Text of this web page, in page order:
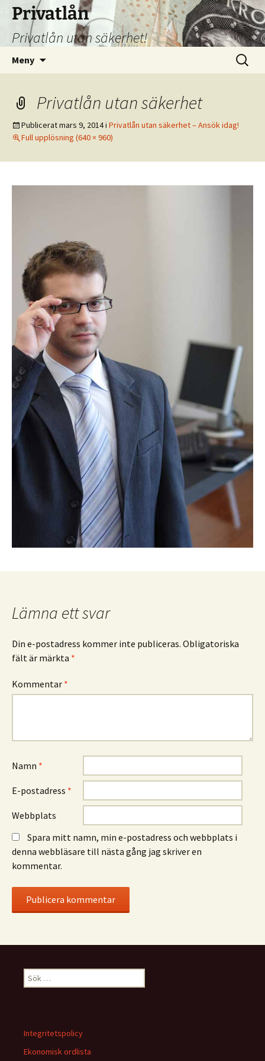
Hoppa
innehåll
Privatlån
Privatlån utan säkerhet!
Meny
Sök
efter:
Privatlån utan säkerhet
Publiceratmars 9, 2014i Privatlån utan säkerhet – Ansök idag!
Full upplösning (640 × 960)
Lämna ett svar
Din e-postadress kommer inte publiceras. Obligatoriska
fält är märkta *
Kommentar *
Namn *
E-postadress *
Webbplats
Spara mitt namn, min e-postadress och webbplats i
denna webbläsare till nästa gång jag skriver en
kommentar.
Sök
efter:
Integritetspolicy
Ekonomisk ordlista